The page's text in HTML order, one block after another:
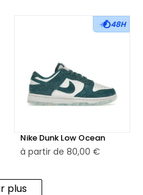
48H
Nike Dunk Low Ocean
à partir de 80,00 €
plus